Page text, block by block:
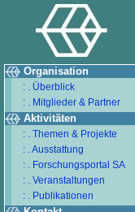
Organisation
: . Überblick
: . Mitglieder & Partner
Aktivitäten
: . Themen & Projekte
: . Ausstattung
: . Forschungsportal SA
: . Veranstaltungen
: . Publikationen